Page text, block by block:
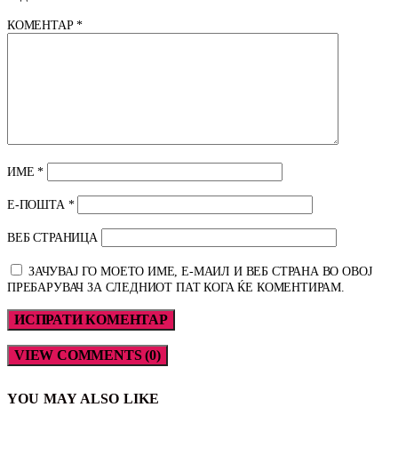
КОМЕНТАР*
ИМЕ*
Е-ПОШТА *
ВЕБ СТРАНИЦА
ЗАЧУВАЈ ГО МОЕТО ИМЕ, Е-МАИЛ И ВЕБ СТРАНА ВО ОВОЈ
ПРЕБАРУВАЧ ЗА СЛЕДНИОТ ПАТ КОГА ЌЕ КОМЕНТИРАМ.
VIEW COMMENTS (0)
YOU MAY ALSO LIKE